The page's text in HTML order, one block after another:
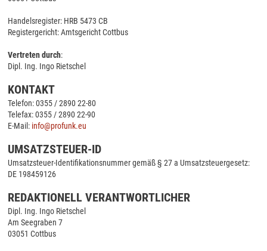
Handelsregister: HRB 5473 CB
Registergericht: Amtsgericht Cottbus
Vertreten durch:
Dipl. Ing. Ingo Rietschel
KONTAKT
Telefon: 0355 / 2890 22-80
Telefax: 0355 / 2890 22-90
E-Mail: info@profunk.eu
UMSATZSTEUER-ID
Umsatzsteuer-Identifikationsnummer gemäß § 27 a Umsatzsteuergesetz:
DE 198459126
REDAKTIONELL VERANTWORTLICHER
Dipl. Ing. Ingo Rietschel
Am Seegraben 7
03051 Cottbus